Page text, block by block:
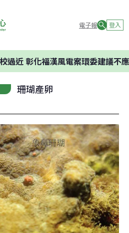
電子報 登入
化福漢風電案環委建議不應開發
珊瑚產卵